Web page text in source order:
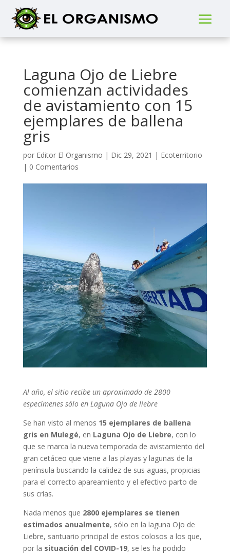
Laguna Ojo de Liebre
comienzan actividades
de avistamiento con 15
ejemplares de ballena
gris
por Editor El Organismo | Dic 29, 2021 | Ecoterritorio
| 0 Comentarios
Al año, el sitio recibe un aproximado de 2800
especímenes sólo en Laguna Ojo de liebre
Se han visto al menos 15 ejemplares de ballena
gris en Mulegé, en Laguna Ojo de Liebre, con lo
que se marca la nueva temporada de avistamiento del
gran cetáceo que viene a las playas y lagunas de la
península buscando la calidez de sus aguas, propicias
para el correcto apareamiento y el efectivo parto de
sus crías.
Nada menos que 2800 ejemplares se tienen
estimados anualmente, sólo en la laguna Ojo de
Liebre, santuario principal de estos colosos a los que,
por la situación del COVID-19, se les ha podido